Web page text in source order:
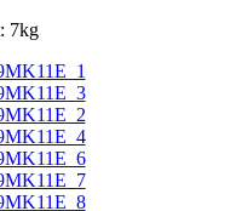
7kg